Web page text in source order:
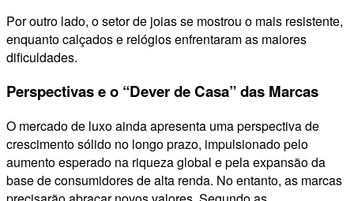
Por outro lado, o setor de joias se mostrou o mais resistente,
enquanto calçados e relógios enfrentaram as maiores
dificuldades.
Perspectivas e o “Dever de Casa” das Marcas
O mercado de luxo ainda apresenta uma perspectiva de
crescimento sólido no longo prazo, impulsionado pelo
aumento esperado na riqueza global e pela expansão da
base de consumidores de alta renda. No entanto, as marcas